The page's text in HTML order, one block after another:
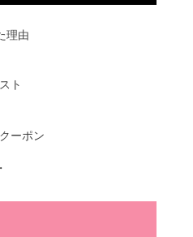
理由
ト
ーポン